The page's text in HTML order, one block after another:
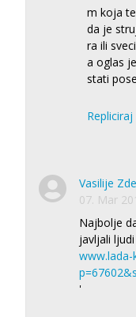
m koja
da je
ra ili
a oglas
stati
Repliciraj
Vasilije
07. Mar
Najbolje
javljali
www.lada-
'